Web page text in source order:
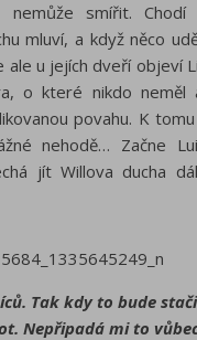
smířit. Chodí
mluví, a když něco
ale u jejích dveří objeví
o které nikdo neměl
povahu. K
nehodě… Začne
jít Willova ducha
Tak kdy to bude
Nepřipadá mi to